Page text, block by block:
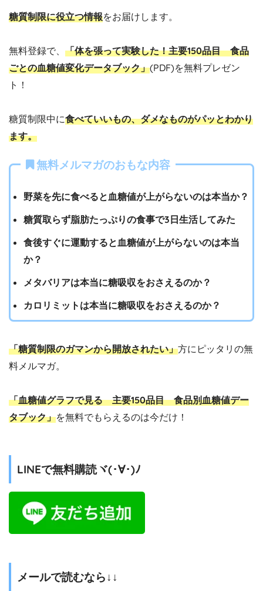
糖質制限に役立つ情報をお届けします。
無料登録で、 「体を張って実験した！主要150品目 食品
ごとの血糖値変化データブック」(PDF)を無料プレゼン
ト！
糖質制限中に食べていいもの、ダメなものがパッとわかり
ます。
無料メルマガのおもな内容
野菜を先に食べると血糖値が上がらないのは本当か？
糖質取らず脂肪たっぷりの食事で3日生活してみた
食後すぐに運動すると血糖値が上がらないのは本当
か？
メタバリアは本当に糖吸収をおさえるのか？
カロリミットは本当に糖吸収をおさえるのか？
「糖質制限のガマンから開放されたい」方にピッタリの無
料メルマガ。
「血糖値グラフで見る 主要150品目 食品別血糖値デー
タブック」を無料でもらえるのは今だけ！
LINEで無料購読ヾ(･∀･)ﾉ
メールで読むなら↓↓